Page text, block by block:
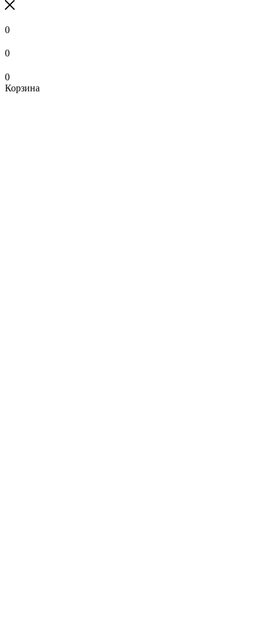
0
0
0
Корзина